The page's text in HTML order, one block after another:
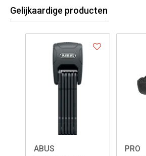
Gelijkaardige producten
ABUS
PRO